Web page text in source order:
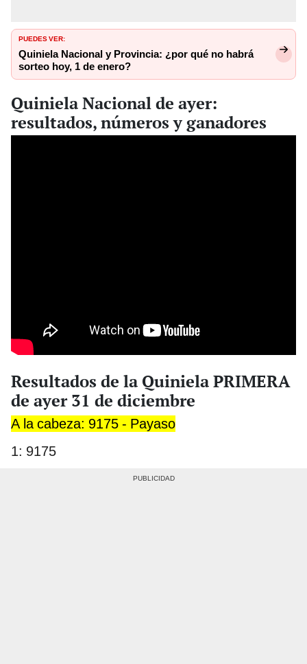
PUEDES VER:
Quiniela Nacional y Provincia: ¿por qué no habrá
sorteo hoy, 1 de enero?
Quiniela Nacional de ayer:
resultados, números y ganadores
Resultados de la Quiniela PRIMERA
de ayer 31 de diciembre
A la cabeza: 9175 - Payaso
1: 9175